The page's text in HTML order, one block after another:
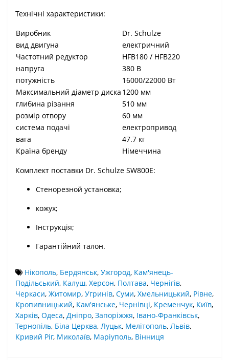
Технічні характеристики:
Виробник
Dr. Schulze
вид двигуна
електричний
Частотний редуктор
HFB180 / HFB220
напруга
380 В
потужність
16000/22000 Вт
Максимальний діаметр диска 1200 мм
глибина різання
510 мм
розмір отвору
60 мм
система подачі
електропривод
вага
47.7 кг
Країна бренду
Німеччина
Комплект поставки Dr. Schulze SW800E:
Стенорезной установка;
кожух;
Інструкція;
Гарантійний талон.
Нікополь, Бердянськ, Ужгород, Кам'янець-
Подільський, Калуш, Херсон, Полтава, Чернігів,
Черкаси, Житомир, Угринів, Суми, Хмельницький, Рівне,
Кропивницький, Кам'янське, Чернівці, Кременчук, Київ,
Харків, Одеса, Дніпро, Запоріжжя, Івано-Франківськ,
Тернопіль, Біла Церква, Луцьк, Мелітополь, Львів,
Кривий Ріг, Миколаїв, Маріуполь, Вінниця